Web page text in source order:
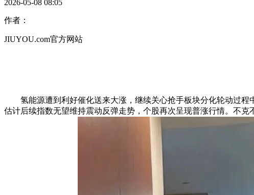
2026-05-08 08:05
作者：
JIUYOU.com官方网站
氢能源遭到利好催化送来大涨，继续关心抢手板块分化轮动过程
估计后续指数无望维持震动反弹走势，个股再次呈现普涨行情。不